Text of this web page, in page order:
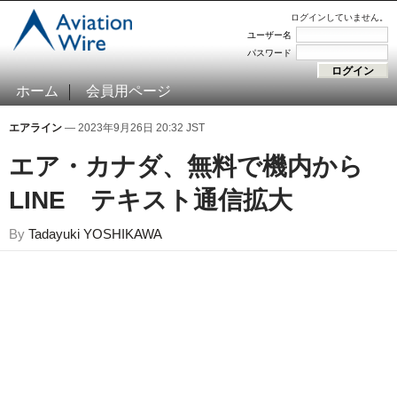
ログインしていません。
ユーザー名
パスワード
ホーム 会員用ページ
エアライン — 2023年9月26日 20:32 JST
エア・カナダ、無料で機内から
LINE テキスト通信拡大
By Tadayuki YOSHIKAWA